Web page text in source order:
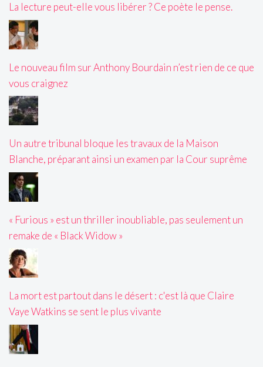
La lecture peut-elle vous libérer ? Ce poète le pense.
Le nouveau film sur Anthony Bourdain n’est rien de ce que
vous craignez
Un autre tribunal bloque les travaux de la Maison
Blanche, préparant ainsi un examen par la Cour suprême
« Furious » est un thriller inoubliable, pas seulement un
remake de « Black Widow »
La mort est partout dans le désert : c'est là que Claire
Vaye Watkins se sent le plus vivante